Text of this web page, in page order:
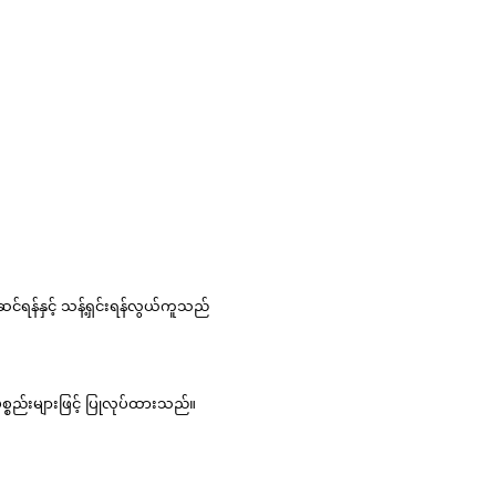
ပ်ဆင်ရန်နှင့် သန့်ရှင်းရန်လွယ်ကူသည်
များဖြင့် ပြုလုပ်ထားသည်။